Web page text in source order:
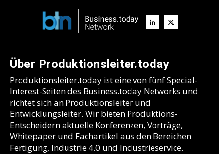
Über Produktionsleiter.today
Produktionsleiter.today ist eine von fünf Special-
Interest-Seiten des Business.today Networks und
richtet sich an Produktionsleiter und
Entwicklungsleiter. Wir bieten Produktions-
Entscheidern aktuelle Konferenzen, Vorträge,
Whitepaper und Fachartikel aus den Bereichen
Fertigung, Industrie 4.0 und Industrieservice.